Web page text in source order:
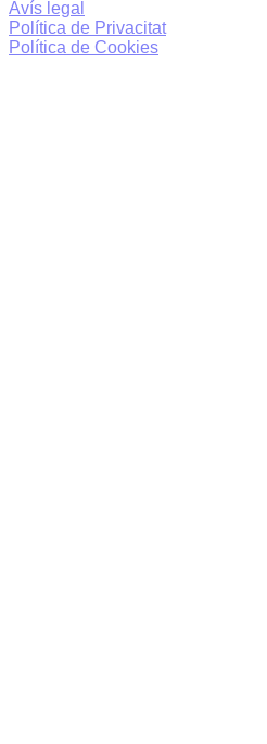
Avís legal
Política de Privacitat
Política de Cookies